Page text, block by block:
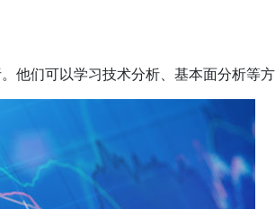
们可以学习技术分析、基本面分析等